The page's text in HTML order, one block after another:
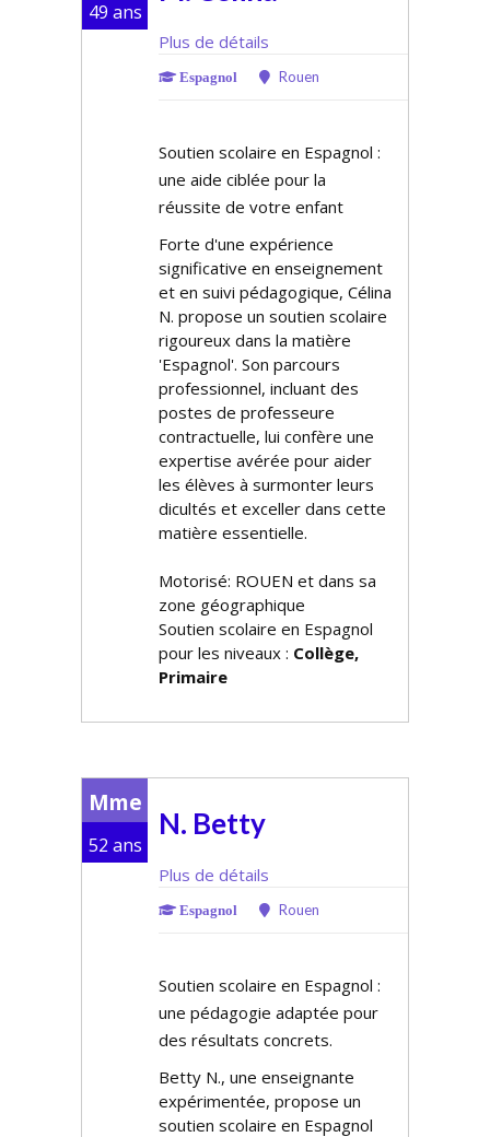
49 ans
Plus de détails
Espagnol Rouen
Soutien scolaire en Espagnol :
une aide ciblée pour la
réussite de votre enfant
Forte d'une expérience
significative en enseignement
et en suivi pédagogique, Célina
N. propose un soutien scolaire
rigoureux dans la matière
'Espagnol'. Son parcours
professionnel, incluant des
postes de professeure
contractuelle, lui confère une
expertise avérée pour aider
les élèves à surmonter leurs
difficultés et exceller dans cette
matière essentielle.
Motorisé: ROUEN et dans sa
zone géographique
Soutien scolaire en Espagnol
pour les niveaux : Collège,
Primaire
Mme
52 ans
N. Betty
Plus de détails
Espagnol Rouen
Soutien scolaire en Espagnol :
une pédagogie adaptée pour
des résultats concrets.
Betty N., une enseignante
expérimentée, propose un
soutien scolaire en Espagnol